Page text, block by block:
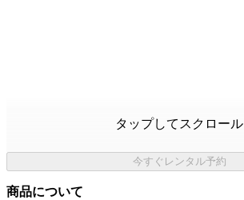
タップしてスクロール
今すぐレンタル予約
商品について